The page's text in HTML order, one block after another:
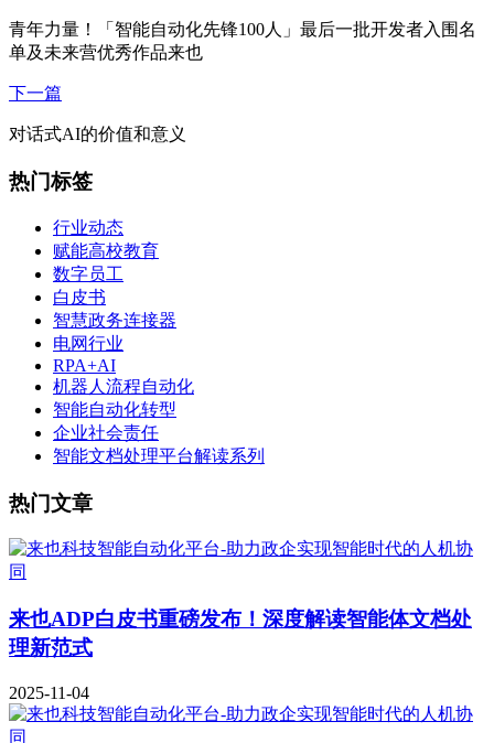
青年力量！「智能自动化先锋100人」最后一批开发者入围名
单及未来营优秀作品来也
下一篇
对话式AI的价值和意义
热门标签
行业动态
赋能高校教育
数字员工
白皮书
智慧政务连接器
电网行业
RPA+AI
机器人流程自动化
智能自动化转型
企业社会责任
智能文档处理平台解读系列
热门文章
来也ADP白皮书重磅发布！深度解读智能体文档处
理新范式
2025-11-04